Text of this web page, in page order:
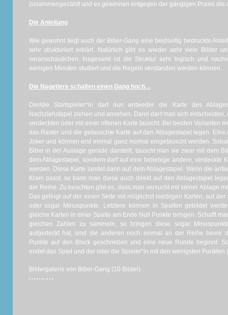
zusammengezählt und es gewinnen entgegen der gängigen Praxis die
Die Anleitung
Wie gewohnt liegt auch derBiber-Gang eine beidseitig bedruckte
sehr strukturiert erklärt. Natürlich gibt es wieder sehr viele Bilder
veranschaulichen. Insgesamt ist die Struktur sehr logisch und
wenigen Minuten studiert und die Regeln verstanden werden können.
Die Nagetiere schalten einen Gang hoch…
Der/die Startspieler*in darf nun entweder die Karte des
Nachziehstapel ziehen und ansehen. Dann darf man sich
verdeckten oder mit einer offenen Karte tauscht. Bei beiden Varianten
das Raster und die getauschte Karte auf den Ablagestapel legen.
Joker und können erst einmal ganz normal eingetauscht werden.
Biber in der Auslage gerade darstellt, tauscht man sie zwar mit dem
dem Ablagestapel, sondern darf auf eine beliebige andere, verdeckte
werden. Diese Karte landet dann auf dem Ablagestapel. Wenn die
Kram passt, so kann man diese auch direkt auf den Ablagestapel
der Reihe. Zu beachten gibt es, dass man versucht mit seiner Ablage
Das gelingt auf der einen Seite mit möglichst niedrigen Karten, auf
oder sogar Minuspunkte. Letztere können in Spalten gebildet
gleiche Karten in einer Spalte am Ende Null Punkte bringen. Schafft
gleichen Zahlen zu sammeln, so bringen diese sogar
aufgedeckt hat, sind die anderen noch einmal an der Reihe bevor
Punkte auf den Block geschrieben und eine neue Runde beginnt.
endet das Spiel und der oder die Spieler*in mit den wenigsten Punkten
Bildergalerie von Biber-Gang (10 Bilder)